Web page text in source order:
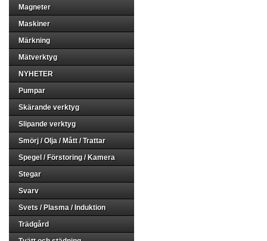
Magneter
Maskiner
Märkning
Mätverktyg
NYHETER
Pumpar
Skärande verktyg
Slipande verktyg
Smörj / Olja / Mått / Trattar
Spegel / Förstoring / Kamera
Stegar
Svarv
Svets / Plasma / Induktion
Trädgård